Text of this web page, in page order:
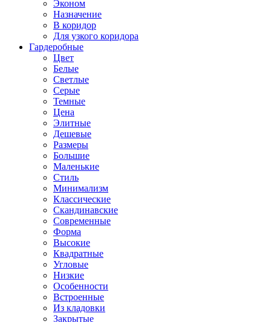
Эконом
Назначение
В коридор
Для узкого коридора
Гардеробные
Цвет
Белые
Светлые
Серые
Темные
Цена
Элитные
Дешевые
Размеры
Большие
Маленькие
Стиль
Минимализм
Классические
Скандинавские
Современные
Форма
Высокие
Квадратные
Угловые
Низкие
Особенности
Встроенные
Из кладовки
Закрытые